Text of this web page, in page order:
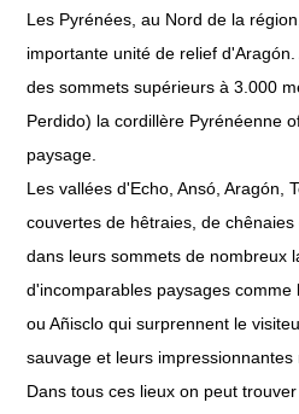
Les Pyrénées, au Nord de la
importante unité de relief
des sommets supérieurs à 3.000
Perdido) la cordillère Pyrénéenne
paysage.
Les vallées d'Echo, Ansó, Aragón,
couvertes de hêtraies, de
dans leurs sommets de nombreux
d'incomparables paysages
ou Añisclo qui surprennent le
sauvage et leurs impressionnantes
Dans tous ces lieux on peut